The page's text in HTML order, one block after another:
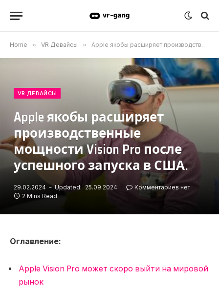
Home » VR Девайсы » Apple якобы расширяет производственные мощности Vision Pro после успешного запуска в США.
VR ДЕВАЙСЫ
Apple якобы расширяет
производственные
мощности Vision Pro после
успешного запуска в США.
29.02.2024 Updated: 25.09.2024
Комментариев нет
2 Mins Read
Оглавление:
Apple Vision Pro может скоро выйти на мировой
рынок